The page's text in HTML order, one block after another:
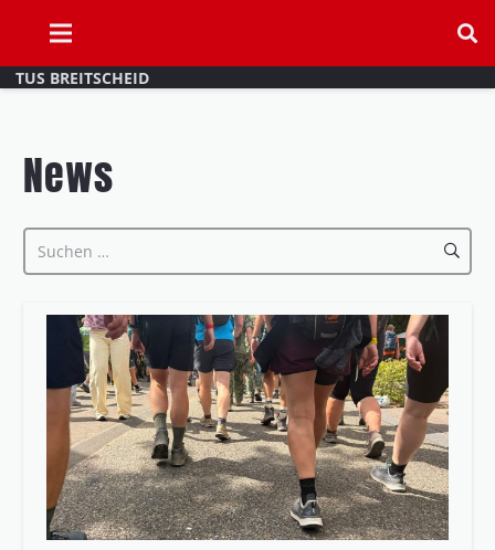
TUS BREITSCHEID
News
Suchen
nach: